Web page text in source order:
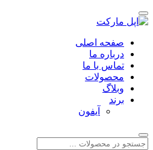
صفحه اصلی
درباره ما
تماس با ما
محصولات
وبلاگ
برند
آیفون